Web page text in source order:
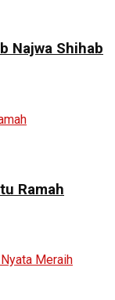
Najwa Shihab
Ramah